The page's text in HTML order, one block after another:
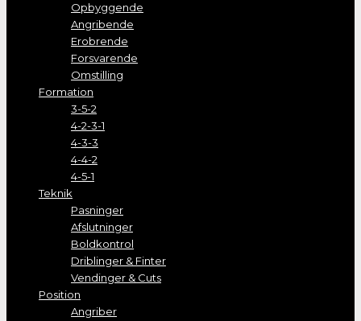
Opbyggende
Angribende
Erobrende
Forsvarende
Omstilling
Formation
3-5-2
4-2-3-1
4-3-3
4-4-2
4-5-1
Teknik
Pasninger
Afslutninger
Boldkontrol
Driblinger & Finter
Vendinger & Cuts
Position
Angriber